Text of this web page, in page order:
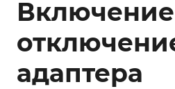
адаптера